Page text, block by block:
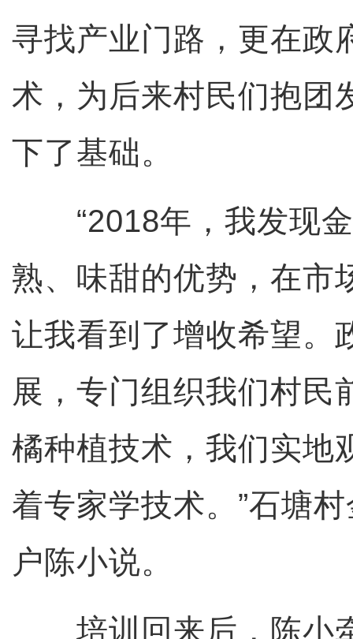
寻找产业门路，更在政
术，为后来村民们抱团
下了基础。
“2018年，我发现金
熟、味甜的优势，在市
让我看到了增收希望。
展，专门组织我们村民
橘种植技术，我们实地
着专家学技术。”石塘
户陈小说。
培训回来后，陈小